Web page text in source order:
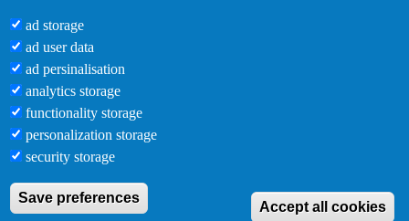
Zásady ochrany osobných údajov
Podmienky používania
Blog
ad storage
ad user data
ad persinalisation
analytics storage
functionality storage
personalization storage
security storage
Save preferences
Accept all cookies